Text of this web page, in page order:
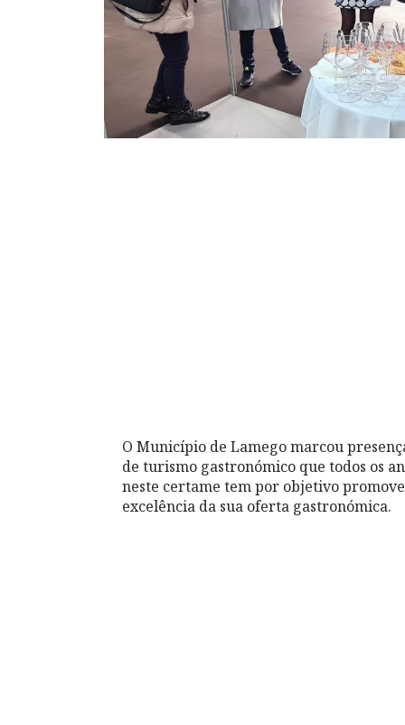
O Município de Lamego marcou
de turismo gastronómico que todos os
neste certame tem por objetivo
excelência da sua oferta gastronómica.